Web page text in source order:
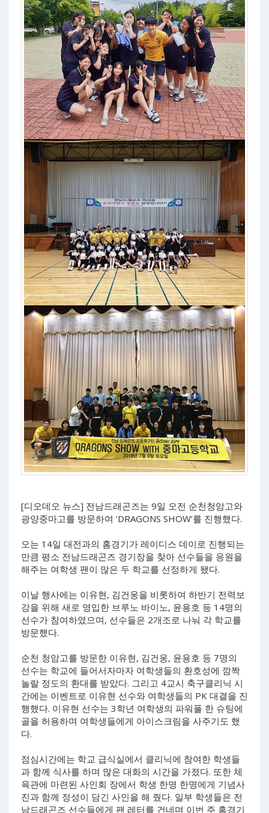
[디오데오 뉴스] 전남드래곤즈는 9일 오전 순천청암고와
광양중마고를 방문하여 ‘DRAGONS SHOW’를 진행했다.
오는 14일 대전과의 홈경기가 레이디스 데이로 진행되는
만큼 평소 전남드래곤즈 경기장을 찾아 선수들을 응원을
해주는 여학생 팬이 많은 두 학교를 선정하게 됐다.
이날 행사에는 이유현, 김건웅을 비롯하여 하반기 전력보
강을 위해 새로 영입한 브루노 바이노, 윤용호 등 14명의
선수가 참여하였으며, 선수들은 2개조로 나눠 각 학교를
방문했다.
순천 청암고를 방문한 이유현, 김건웅, 윤용호 등 7명의
선수는 학교에 들어서자마자 여학생들의 환호성에 깜짝
놀랄 정도의 환대를 받았다. 그리고 4교시 축구클리닉 시
간에는 이벤트로 이유현 선수와 여학생들의 PK 대결을 진
행했다. 이유현 선수는 3학년 여학생의 파워풀 한 슈팅에
골을 허용하며 여학생들에게 아이스크림을 사주기도 했
다.
점심시간에는 학교 급식실에서 클리닉에 참여한 학생들
과 함께 식사를 하며 많은 대화의 시간을 가졌다. 또한 체
육관에 마련된 사인회 장에서 학생 한명 한명에게 기념사
진과 함께 정성이 담긴 사인을 해 줬다. 일부 학생들은 전
남드래곤즈 선수들에게 팬 레터를 건네며 이번 주 홈경기